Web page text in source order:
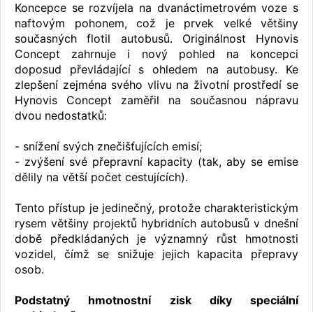
Koncepce se rozvíjela na dvanáctimetrovém voze s
naftovým pohonem, což je prvek velké většiny
současných flotil autobusů. Originálnost Hynovis
Concept zahrnuje i nový pohled na koncepci
doposud převládající s ohledem na autobusy. Ke
zlepšení zejména svého vlivu na životní prostředí se
Hynovis Concept zaměřil na současnou nápravu
dvou nedostatků:
- snížení svých znečišťujících emisí;
- zvýšení své přepravní kapacity (tak, aby se emise
dělily na větší počet cestujících).
Tento přístup je jedinečný, protože charakteristickým
rysem většiny projektů hybridních autobusů v dnešní
době předkládaných je významný růst hmotnosti
vozidel, čímž se snižuje jejich kapacita přepravy
osob.
Podstatný hmotnostní zisk díky speciální